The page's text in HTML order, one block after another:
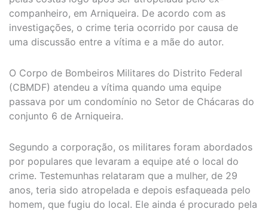
companheiro, em Arniqueira. De acordo com as
investigações, o crime teria ocorrido por causa de
uma discussão entre a vítima e a mãe do autor.
O Corpo de Bombeiros Militares do Distrito Federal
(CBMDF) atendeu a vítima quando uma equipe
passava por um condomínio no Setor de Chácaras do
conjunto 6 de Arniqueira.
Segundo a corporação, os militares foram abordados
por populares que levaram a equipe até o local do
crime. Testemunhas relataram que a mulher, de 29
anos, teria sido atropelada e depois esfaqueada pelo
homem, que fugiu do local. Ele ainda é procurado pela